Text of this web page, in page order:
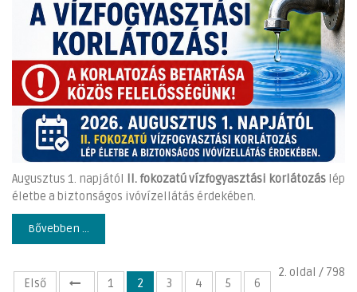
Augusztus 1. napjától II. fokozatú vízfogyasztási korlátozás lép
életbe a biztonságos ivóvízellátás érdekében.
Bővebben ...
2. oldal / 798
Első
1 2 3 4 5 6